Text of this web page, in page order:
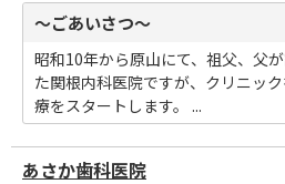
～ごあいさつ～
昭和10年から原山にて、祖父、父
た関根内科医院ですが、クリニッ
療をスタートします。 ...
あさか歯科医院